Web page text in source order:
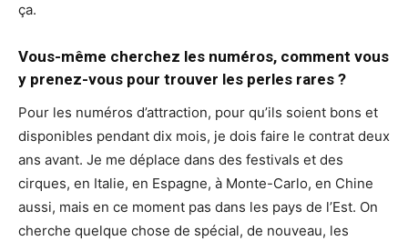
ça.
Vous-même cherchez les numéros, comment vous
y prenez-vous pour trouver les perles rares ?
Pour les numéros d’attraction, pour qu’ils soient bons et
disponibles pendant dix mois, je dois faire le contrat deux
ans avant. Je me déplace dans des festivals et des
cirques, en Italie, en Espagne, à Monte-Carlo, en Chine
aussi, mais en ce moment pas dans les pays de l’Est. On
cherche quelque chose de spécial, de nouveau, les